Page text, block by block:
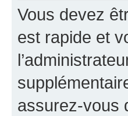
Vous devez
est rapide et
assurez-vous